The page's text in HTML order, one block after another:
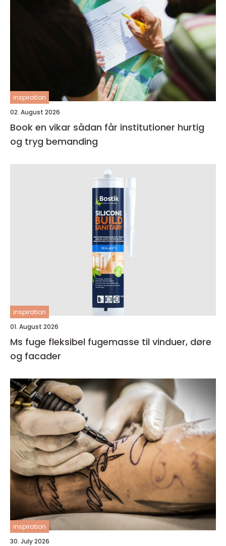
inspiration
02. August 2026
Book en vikar sådan får institutioner hurtig
og tryg bemanding
inspiration
01. August 2026
Ms fuge fleksibel fugemasse til vinduer, døre
og facader
inspiration
30. July 2026